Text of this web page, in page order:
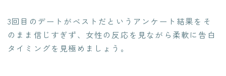
3回目のデートがベストだというアンケート結果をそ
のまま信じすぎず、女性の反応を見ながら柔軟に告白
タイミングを見極めましょう。